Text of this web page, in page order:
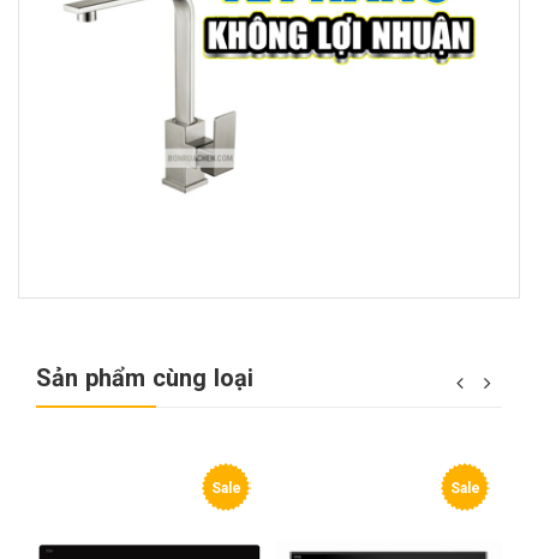
Sản phẩm cùng loại
Sale Sale